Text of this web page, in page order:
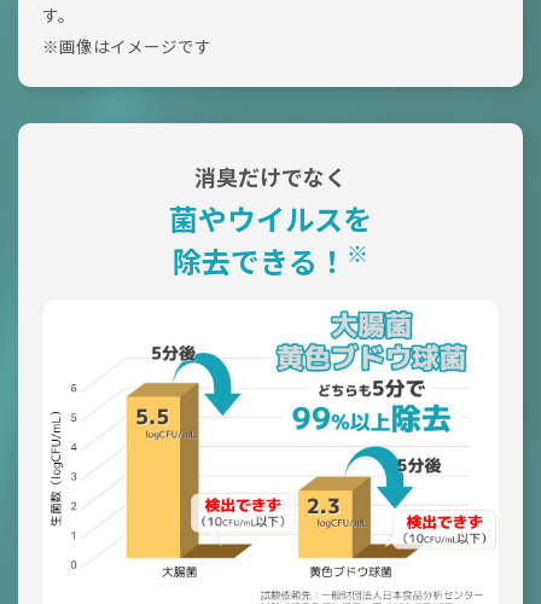
す。
※画像はイメージです
消臭だけでなく
菌やウイルスを
除去できる！ ※